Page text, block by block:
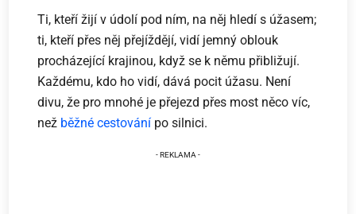
Ti, kteří žijí v údolí pod ním, na něj hledí s úžasem;
ti, kteří přes něj přejíždějí, vidí jemný oblouk
procházející krajinou, když se k němu přibližují.
Každému, kdo ho vidí, dává pocit úžasu. Není
divu, že pro mnohé je přejezd přes most něco víc,
než běžné cestování po silnici.